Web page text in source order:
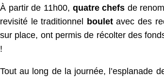
À partir de 11h00, quatre chefs de
revisité le traditionnel bouletavec des
sur place, ont permis de récolter des
!
Tout au long de la journée, l’esplanade